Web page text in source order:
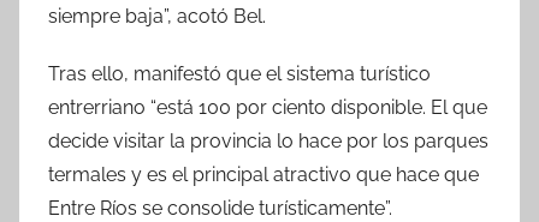
siempre baja”, acotó Bel.
Tras ello, manifestó que el sistema turístico
entrerriano “está 100 por ciento disponible. El que
decide visitar la provincia lo hace por los parques
termales y es el principal atractivo que hace que
Entre Ríos se consolide turísticamente”.